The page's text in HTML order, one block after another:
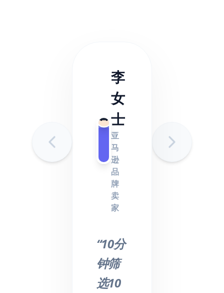
李
女
士
亚
马
逊
品
牌
卖
家
“10分
钟筛
选10